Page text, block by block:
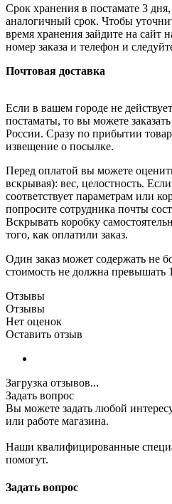
Срок хранения в постамате 3
аналогичный срок. Чтобы
время хранения зайдите на сайт
номер заказа и телефон и
Почтовая доставка
Если в вашем городе не
постаматы, то вы можете
России. Сразу по прибытии
извещение о посылке.
Перед оплатой вы можете
вскрывая): вес, целостность.
соответствует параметрам или
попросите сотрудника почты
Вскрывать коробку
того, как оплатили заказ.
Один заказ может содержать не
стоимость не должна превышать
Отзывы
Отзывы
Нет оценок
Оставить отзыв
Загрузка отзывов...
Задать вопрос
Вы можете задать любой
или работе магазина.
Наши квалифицированные
помогут.
Задать вопрос